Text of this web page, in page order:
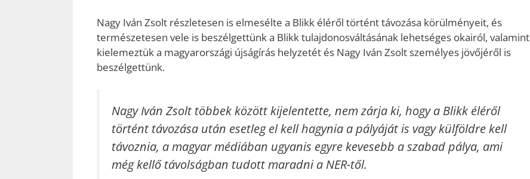
Nagy Iván Zsolt részletesen is elmesélte a Blikk éléről történt távozása körülményeit, és
természetesen vele is beszélgettünk a Blikk tulajdonosváltásának lehetséges okairól, valamint
kielemeztük a magyarországi újságírás helyzetét és Nagy Iván Zsolt személyes jövőjéről is
beszélgettünk.
Nagy Iván Zsolt többek között kijelentette, nem zárja ki, hogy a Blikk éléről
történt távozása után esetleg el kell hagynia a pályáját is vagy külföldre kell
távoznia, a magyar médiában ugyanis egyre kevesebb a szabad pálya, ami
még kellő távolságban tudott maradni a NER-től.